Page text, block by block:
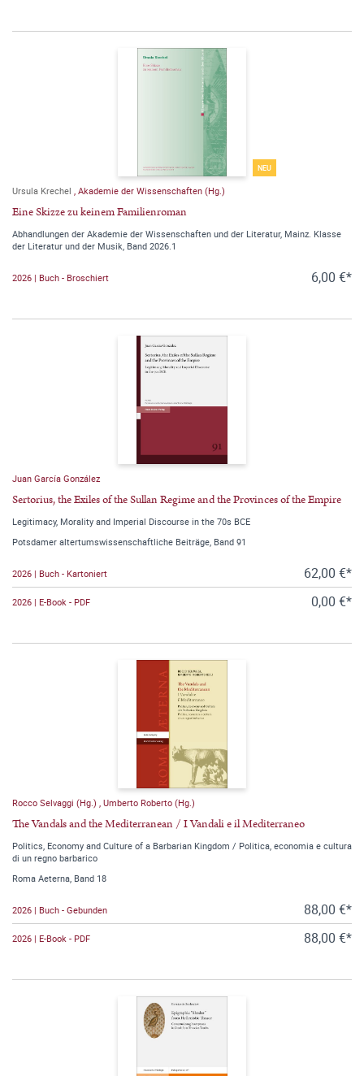
NEU
Ursula Krechel , Akademie der Wissenschaften (Hg.)
Eine Skizze zu keinem Familienroman
Abhandlungen der Akademie der Wissenschaften und der Literatur, Mainz. Klasse
der Literatur und der Musik, Band 2026.1
2026 | Buch - Broschiert 6,00 €*
Juan García González
Sertorius, the Exiles of the Sullan Regime and the Provinces of the Empire
Legitimacy, Morality and Imperial Discourse in the 70s BCE
Potsdamer altertumswissenschaftliche Beiträge, Band 91
2026 | Buch - Kartoniert 62,00 €*
2026 | E-Book - PDF 0,00 €*
Rocco Selvaggi (Hg.) , Umberto Roberto (Hg.)
The Vandals and the Mediterranean / I Vandali e il Mediterraneo
Politics, Economy and Culture of a Barbarian Kingdom / Politica, economia e cultura
di un regno barbarico
Roma Aeterna, Band 18
2026 | Buch - Gebunden 88,00 €*
2026 | E-Book - PDF 88,00 €*